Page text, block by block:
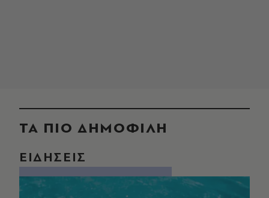
ΤΑ ΠΙΟ ΔΗΜΟΦΙΛΗ
ΕΙΔΗΣΕΙΣ